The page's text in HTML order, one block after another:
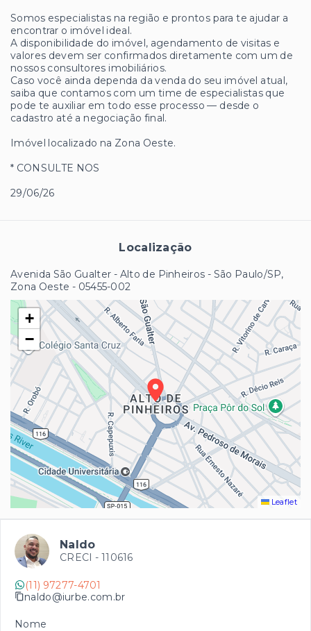
Somos especialistas na região e prontos para te ajudar a
encontrar o imóvel ideal.
A disponibilidade do imóvel, agendamento de visitas e
valores devem ser confirmados diretamente com um de
nossos consultores imobiliários.
Caso você ainda dependa da venda do seu imóvel atual,
saiba que contamos com um time de especialistas que
pode te auxiliar em todo esse processo — desde o
cadastro até a negociação final.
Imóvel localizado na Zona Oeste.
* CONSULTE NOS
29/06/26
Localização
Avenida São Gualter - Alto de Pinheiros - São Paulo/SP,
Zona Oeste - 05455-002
+
−
Leaflet
Naldo
CRECI - 110616
(11) 97277-4701
naldo@iurbe.com.br
Nome